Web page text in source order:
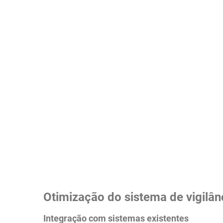
Otimização do sistema de
Integração com sistemas existentes